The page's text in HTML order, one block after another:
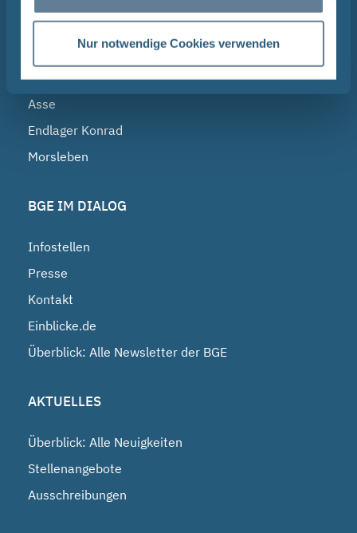
Nur notwendige Cookies verwenden
NAVIGATION
Endlagersuche
Asse
Endlager Konrad
Morsleben
BGE IM DIALOG
Infostellen
Presse
Kontakt
Einblicke.de
Überblick: Alle Newsletter der BGE
AKTUELLES
Überblick: Alle Neuigkeiten
Stellenangebote
Ausschreibungen